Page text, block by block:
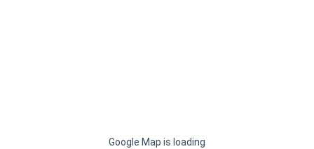
Google Map is loading